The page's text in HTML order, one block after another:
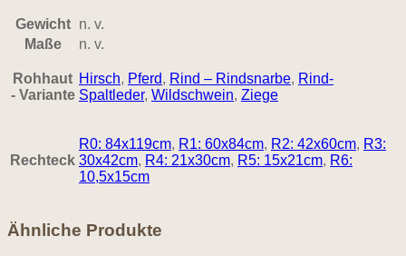
Gewicht
n. v.
Maße
n. v.
Rohhaut
- Variante
Hirsch, Pferd, Rind – Rindsnarbe, Rind-
Spaltleder, Wildschwein, Ziege
Rechteck
R0: 84x119cm, R1: 60x84cm, R2: 42x60cm, R3:
30x42cm, R4: 21x30cm, R5: 15x21cm, R6:
10,5x15cm
Ähnliche Produkte